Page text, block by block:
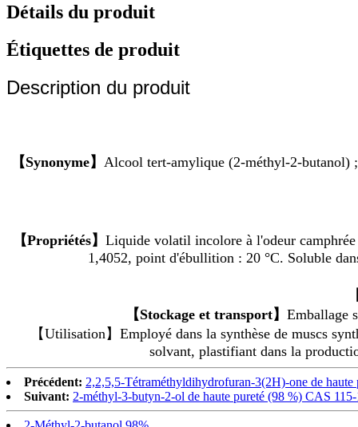
Détails du produit
Étiquettes de produit
Description du produit
【Synonyme】 Alcool tert-amylique (2-méthyl-2-butanol)
【Propriétés】 Liquide volatil incolore à l'odeur
1,4052, point d'ébullition : 20 °C. Soluble
【Stockage et transport】 Emballage
【Utilisation】Employé dans la synthèse de muscs
solvant, plastifiant dans la
Précédent: 2,2,5,5-Tétraméthyldihydrofuran-3(2H)-one de
Suivant: 2-méthyl-3-butyn-2-ol de haute pureté (98 %) CAS